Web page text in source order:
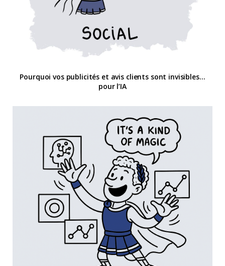
Pourquoi vos publicités et avis clients sont invisibles…
pour l’IA